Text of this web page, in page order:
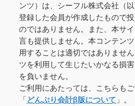
ンツ）は、シーフル株式会社（
登録した会員が作成したもので
のではありません。また、本サ
言も提供しません。本コンテン
用することは適切ではありませ
ツを利用して生じたいかなる損
を負いません。
ご利用にあたっては、こちらも
「 どんぶり会計β版について 」。